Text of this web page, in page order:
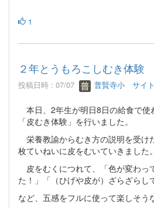
1
２年とうもろこしむき体験
投稿日時 : 07/07 普賢寺小 サイ
本日、2年生が明日8日の給食で使
「皮むき体験」を行いました。
栄養教諭からむき方の説明を受け
枚ていねいに皮をむいていきました。
皮をむくにつれて、「色が変わっ
た！」「（ひげや皮が）ざらざらし
など、五感をフルに使って楽しそう